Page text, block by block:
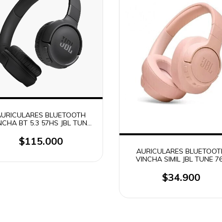
BLUETOOTH
BT 5.3 57HS JBL TUNE
$115.000
AURICULARES
VINCHA SIMIL JBL TUNE
$34.900